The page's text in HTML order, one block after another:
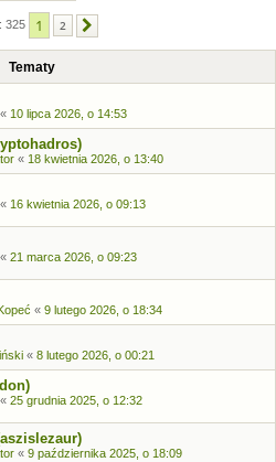
325 1 2
Tematy
« 10 lipca 2026, o 14:53
« 18 kwietnia 2026, o 13:40
« 16 kwietnia 2026, o 09:13
« 21 marca 2026, o 09:23
« 9 lutego 2026, o 18:34
« 8 lutego 2026, o 00:21
« 25 grudnia 2025, o 12:32
« 9 października 2025, o 18:09